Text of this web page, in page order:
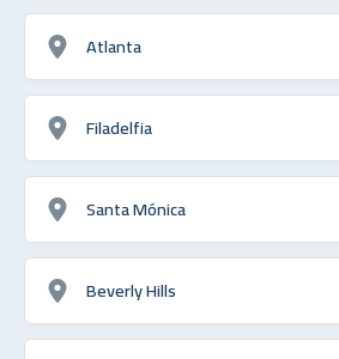
Atlanta
Filadelfia
Santa Mónica
Beverly Hills